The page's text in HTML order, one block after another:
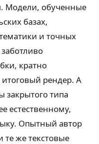
Модели, обученные
базах,
и точных
кратно
рендер. А
закрытого типа
естественному,
Опытный автор
те же текстовые